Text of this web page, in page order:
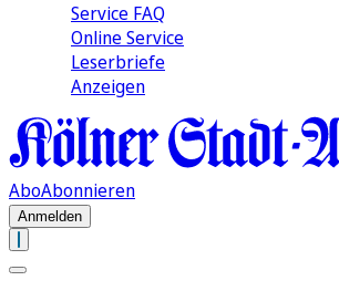
Service FAQ
Online Service
Leserbriefe
Anzeigen
AboAbonnieren
Anmelden